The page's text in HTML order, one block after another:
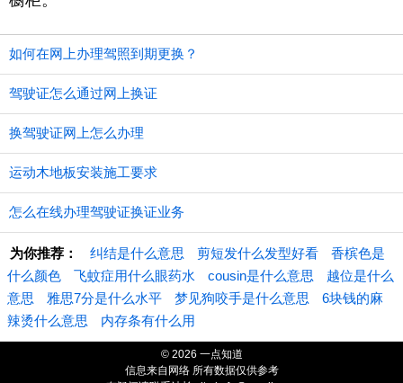
如何在网上办理驾照到期更换？
驾驶证怎么通过网上换证
换驾驶证网上怎么办理
运动木地板安装施工要求
怎么在线办理驾驶证换证业务
为你推荐： 纠结是什么意思 剪短发什么发型好看
香槟色是
什么颜色
飞蚊症用什么眼药水 cousin是什么意思
越位是什么
意思
雅思7分是什么水平 梦见狗咬手是什么意思
6块钱的麻
辣烫什么意思
内存条有什么用
© 2026 一点知道
信息来自网络 所有数据仅供参考